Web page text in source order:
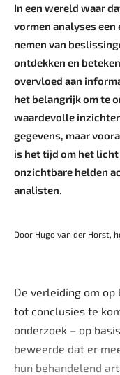
In een wereld waar
vormen analyses
nemen van
ontdekken en
overvloed aan
het belangrijk om te
waardevolle
gegevens, maar
is het tijd om het
onzichtbare helden
analisten.
Door Hugo van der Horst,
De verleiding om op
tot conclusies te
onderzoek – op
beweerde dat er
hun behandelend